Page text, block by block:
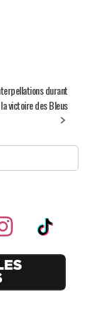
durant
victoire des Bleus